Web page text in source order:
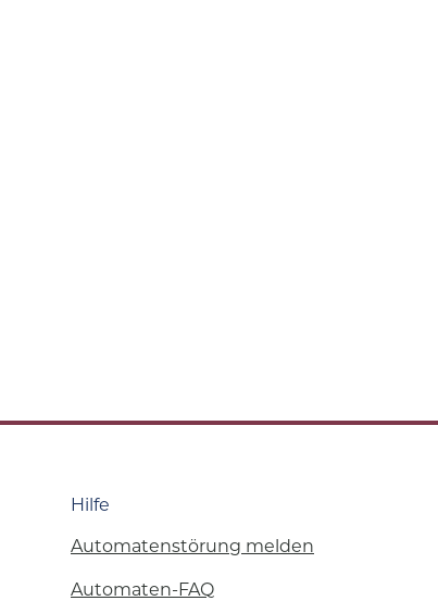
Hilfe
Automatenstörung melden
Automaten-FAQ